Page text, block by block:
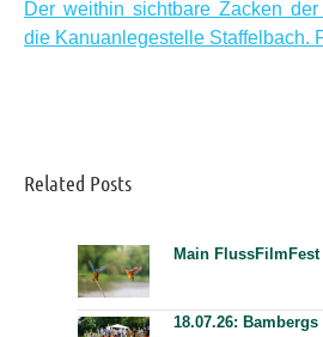
Die Kanus warten an der
Familien Foto: Thomas Ochs
Related Posts
Main
18.07.26: